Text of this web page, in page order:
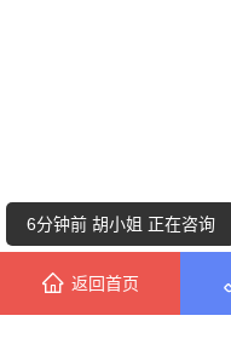
400电话：无
公司地址：中幸全铝整装
6分钟前 胡小姐 正在咨询
9分钟前 王女士 正在咨询
返回首页